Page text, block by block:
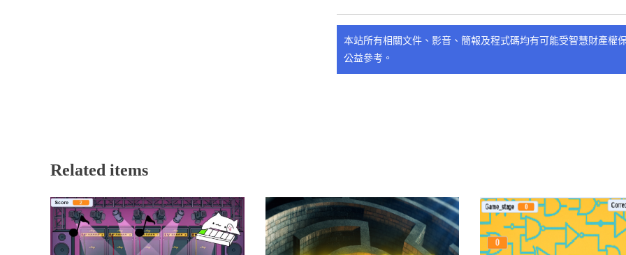
本站所有相關文件、影音、簡報及程式碼均有可能受智慧財產權
公益參考。
Related items